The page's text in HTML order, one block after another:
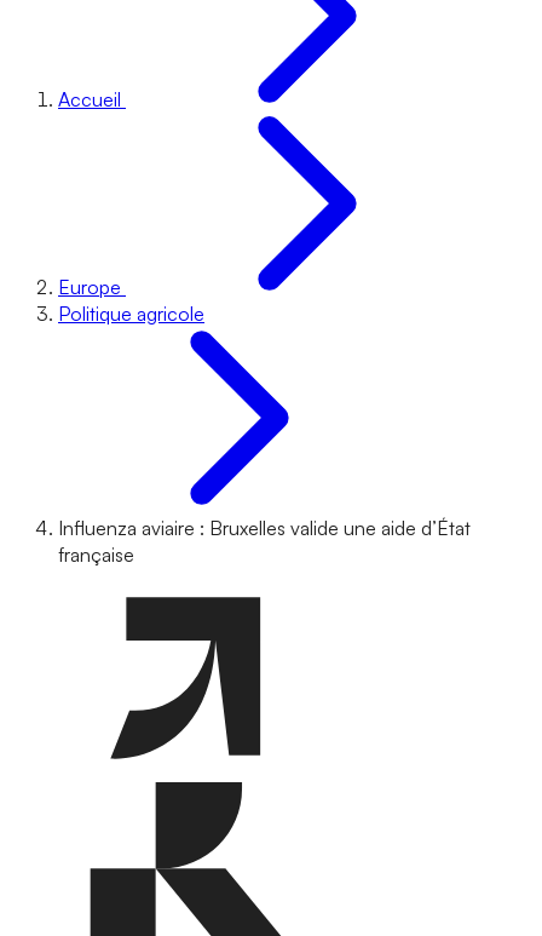
Accueil
Europe
Politique agricole
Influenza aviaire : Bruxelles valide une aide d’État
française